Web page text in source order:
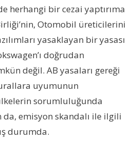
herhangi bir cezai yaptırıma
Otomobil üreticilerini
yasaklayan bir yasası
doğrudan
değil. AB yasaları gereği
uyumunun
sorumluluğunda
emisyon skandalı ile ilgili
durumda.